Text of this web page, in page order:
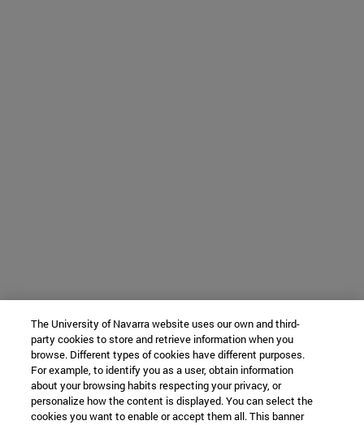
The University of Navarra website uses our own and third-
party cookies to store and retrieve information when you
browse. Different types of cookies have different purposes.
For example, to identify you as a user, obtain information
about your browsing habits respecting your privacy, or
personalize how the content is displayed. You can select the
cookies you want to enable or accept them all. This banner